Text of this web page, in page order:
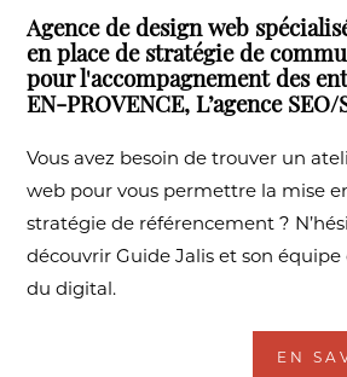
Agence de design web
en place de stratégie de
pour l'accompagnement des
EN-PROVENCE, L’agence SEO/
Vous avez besoin de trouver un
web pour vous permettre la mise
stratégie de référencement ?
découvrir Guide Jalis et son équipe
du digital.
EN